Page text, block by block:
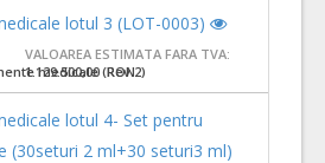
lotul 3 (LOT-0003)
medicale (Rev.2)
VALOAREA ESTIMATA FARA TVA:
1.129.500,00 RON
lotul 4- Set pentru
(30seturi 2 ml+30 seturi3 ml)